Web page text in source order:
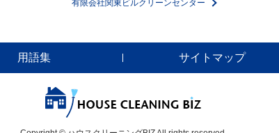
有限会社関東ビルクリーンセンター
用語集 サイトマップ